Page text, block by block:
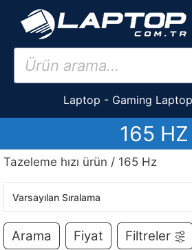
İçeriğe
Products
search
Laptop - Gaming Laptop
165 HZ
Tazeleme hızı ürün / 165 Hz
Arama Fiyat Filtreler